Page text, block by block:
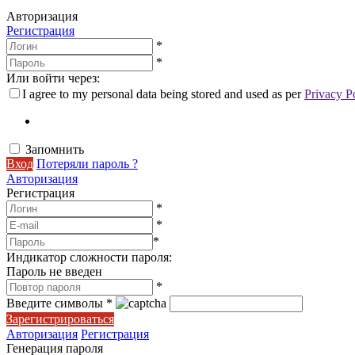
Авторизация
Регистрация
*
*
Или войти через:
I agree to my personal data being stored and used as perPrivacy
Запомнить
Вход Потеряли пароль ?
Авторизация
Регистрация
*
*
*
Индикатор сложности пароля:
Пароль не введен
*
Введите символы *
Зарегистрироваться
Авторизация Регистрация
Генерация пароля